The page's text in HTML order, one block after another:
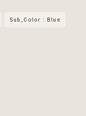
Sub_Color : Blue